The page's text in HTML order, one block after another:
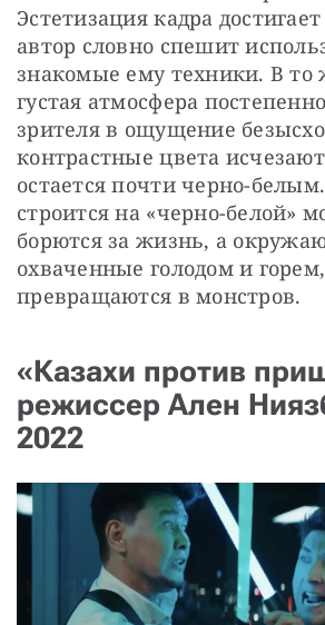
Эстетизация кадра
автор словно спешит
знакомые ему техники. В то
густая атмосфера
зрителя в ощущение
контрастные цвета
остается почти черно-
строится на «черно-белой»
борются за жизнь, а
охваченные голодом и горем,
превращаются в монстров.
«Казахи против
режиссер Ален
2022